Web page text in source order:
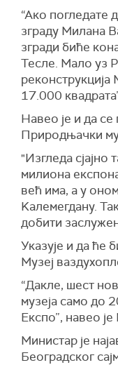
“Ако погледате
зграду Милана
згради биће
Тесле. Мало уз
реконструкција
17.000
Навео је и да
Природњачки
"Изгледа сјајно
милиона
већ има, а у
Kалемегдану.
добити
Указује и да ће
Музеј
“Дакле, шест
музеја само до
Експо”, навео
Министар је
Београдског